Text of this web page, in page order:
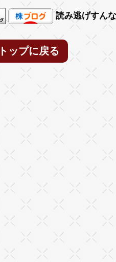
読み逃げすん
トップに戻る